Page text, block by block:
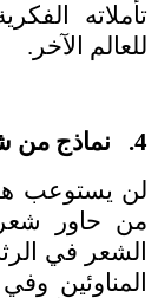
تأملاته
للعالم الآخر.
4. نماذج من شعر ابن حزم
لن يستوعب
من حاور
الشعر في
المناوئين